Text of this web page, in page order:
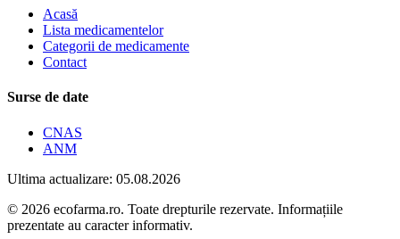
Acasă
Lista medicamentelor
Categorii de medicamente
Contact
Surse de date
CNAS
ANM
Ultima actualizare: 05.08.2026
© 2026 ecofarma.ro. Toate drepturile rezervate. Informațiile
prezentate au caracter informativ.